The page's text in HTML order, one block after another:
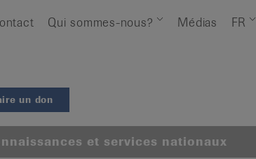
Qui sommes-nous? Médias FR
un don
et services nationaux